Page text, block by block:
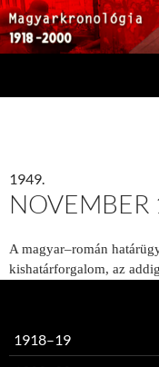
1949.
NOVEMBER
A magyar–román
kishatárforgalom, az
1918–19